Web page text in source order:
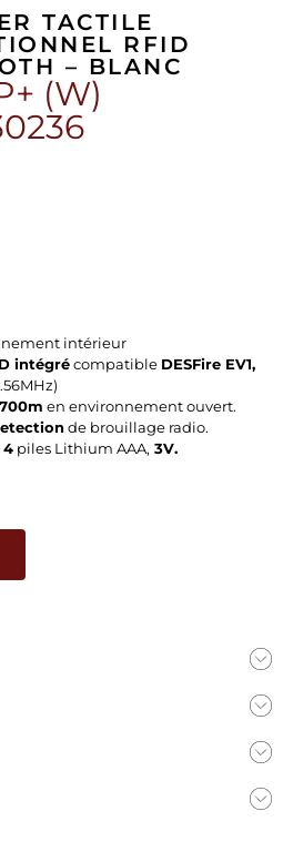
TACTILE
RFID
– BLANC
(W)
intérieur
intégrécompatible DESFire EV1,
en environnement ouvert.
de brouillage radio.
4 piles Lithium AAA, 3V.